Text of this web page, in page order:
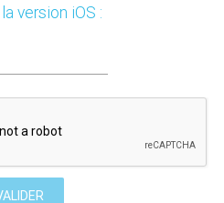
version iOS :